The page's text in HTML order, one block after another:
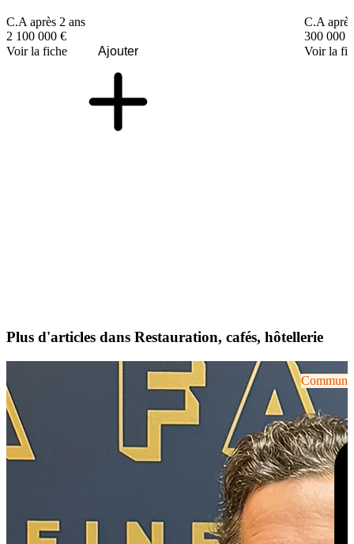
C.A après 2 ans
2 100 000 €
Voir la fiche
Ajouter
C.A
300 000 €
Voir la
Plus d'articles dans Restauration, cafés, hôtellerie